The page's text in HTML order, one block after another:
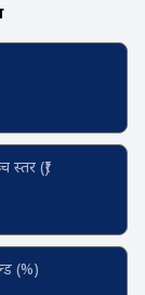
स्तर (₹)
(%)